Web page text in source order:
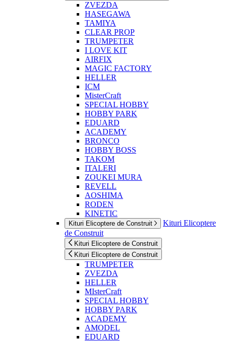
ZVEZDA
HASEGAWA
TAMIYA
CLEAR PROP
TRUMPETER
I LOVE KIT
AIRFIX
MAGIC FACTORY
HELLER
ICM
MisterCraft
SPECIAL HOBBY
HOBBY PARK
EDUARD
ACADEMY
BRONCO
HOBBY BOSS
TAKOM
ITALERI
ZOUKEI MURA
REVELL
AOSHIMA
RODEN
KINETIC
Kituri Elicoptere de Construit
Kituri Elicoptere
de Construit
Kituri Elicoptere de Construit
Kituri Elicoptere de Construit
TRUMPETER
ZVEZDA
HELLER
MIsterCraft
SPECIAL HOBBY
HOBBY PARK
ACADEMY
AMODEL
EDUARD